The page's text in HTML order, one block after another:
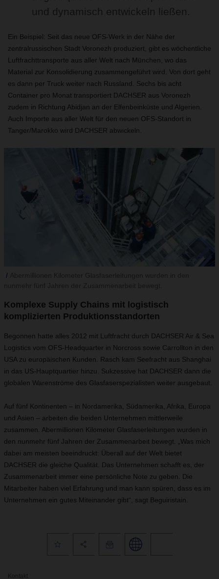
und dynamisch entwickeln ließen.
Ein Beispiel: Seit das neue OFS-Werk in der Nähe der
zentralrussischen Stadt Voronezh produziert, gibt es wöchentliche
Luftfrachttransporte aus aller Welt nach München, wo das
Material zur Konsolidierung zusammengeführt wird. Von dort geht
es dann per Truck weiter nach Russland. Sechs bis acht
Container pro Monat transportiert DACHSER aus Voronezh
zudem in Richtung Abidjan an der Elfenbeinküste und Algerien.
Auch Importe aus aller Welt für den neuen OFS-Standort in
Tanger/Marokko wird DACHSER abwickeln.
Komplexe Supply Chains mit logistisch
komplizierten Produktionsstandorten
Begonnen hatte alles 2012 mit Luftfracht durch DACHSER Air & Sea
Logistics vom OFS-Headquarter in Norcross sowie Carrollton in den
USA zu europäischen Kunden. Rasch kam Seefracht aus Shanghai
in das US-Hauptquartier hinzu. Sukzessive hat DACHSER dann die
globalen Warenströme des Glasfaserspezialisten weiter ausgebaut.
Auf fünf Kontinenten – in Nordamerika, Südamerika, Afrika, Europa
und Asien – arbeiten die beiden Unternehmen mittlerweile
zusammen. Abermillionen Kilometer Glasfaserleitungen wurden in
den nunmehr fünf Jahren der Zusammenarbeit bewegt. „Was mich
dabei am meisten beeindruckt: Überall auf der Welt bietet
DACHSER die gleiche Qualität. Das Unternehmen schafft es, der
Zusammenarbeit immer eine persönliche Note zu geben. Die
Mitarbeiter haben viel Erfahrung und man kann spüren, dass es im
Unternehmen ein gutes Miteinander gibt“, sagt Beguiristain.
Kontakt